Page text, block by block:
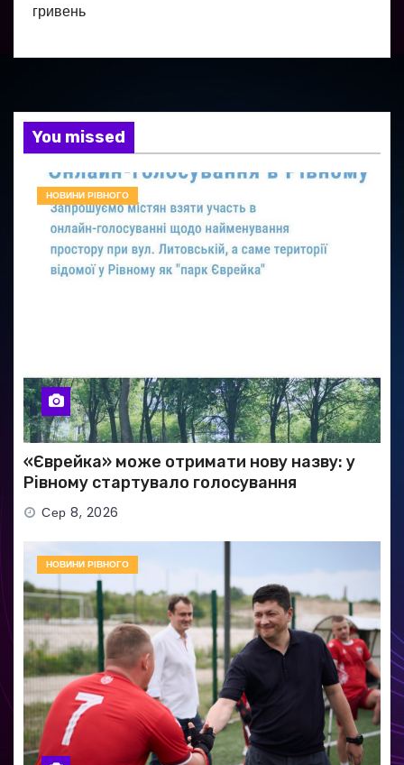
гривень
You missed
НОВИНИ РІВНОГО
«Єврейка» може отримати нову назву: у
Рівному стартувало голосування
Сер 8, 2026
НОВИНИ РІВНОГО